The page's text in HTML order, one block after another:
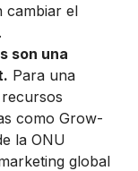
cambiar el
son una
Para una
como Grow-
la ONU
global